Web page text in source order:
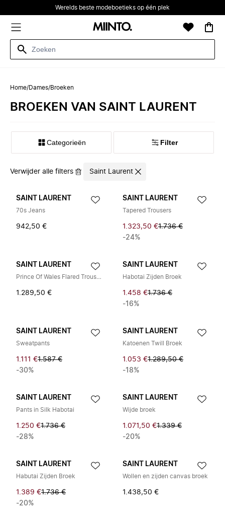
Werelds beste modeboetieks op één plek
Home/Dames/Broeken
BROEKEN VAN SAINT LAURENT
Categorieën Filter
Verwijder alle filters Saint Laurent
SAINT LAURENT
70s Jeans
942,50 €
SAINT LAURENT
Tapered Trousers
1.323,50 €1.736 €
-24%
SAINT LAURENT
Prince Of Wales Flared Trousers
1.289,50 €
SAINT LAURENT
Habotai Zijden Broek
1.458 €1.736 €
-16%
SAINT LAURENT
Sweatpants
1.111 €1.587 €
-30%
SAINT LAURENT
Katoenen Twill Broek
1.053 €1.289,50 €
-18%
SAINT LAURENT
Pants in Silk Habotai
1.250 €1.736 €
-28%
SAINT LAURENT
Wijde broek
1.071,50 €1.339 €
-20%
SAINT LAURENT
Habutai Zijden Broek
1.389 €1.736 €
-20%
SAINT LAURENT
Wollen en zijden canvas broek
1.438,50 €